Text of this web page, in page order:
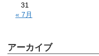
31
« 7月
アーカイブ